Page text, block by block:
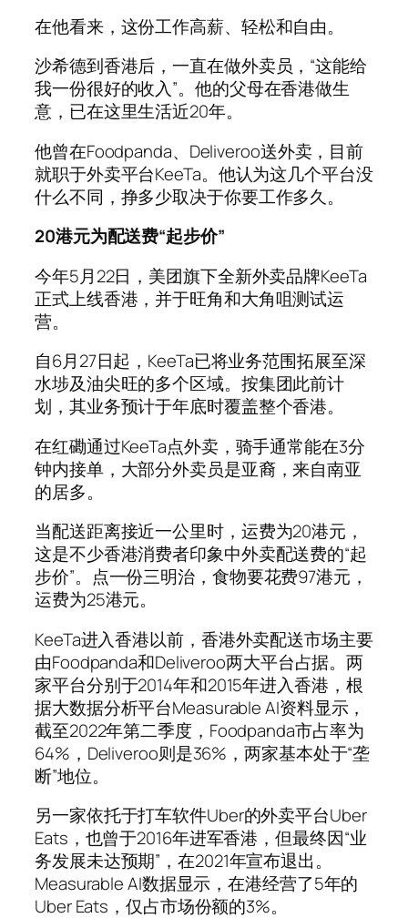
在他看来，这份工作高薪、轻松和自由。
沙希德到香港后，一直在做外卖员，“这能给
我一份很好的收入”。他的父母在香港做生
意，已在这里生活近20年。
他曾在Foodpanda、Deliveroo送外卖，目前
就职于外卖平台KeeTa。他认为这几个平台没
什么不同，挣多少取决于你要工作多久。
20港元为配送费“起步价”
今年5月22日，美团旗下全新外卖品牌KeeTa
正式上线香港，并于旺角和大角咀测试运
营。
自6月27日起，KeeTa已将业务范围拓展至深
水埗及油尖旺的多个区域。按集团此前计
划，其业务预计于年底时覆盖整个香港。
在红磡通过KeeTa点外卖，骑手通常能在3分
钟内接单，大部分外卖员是亚裔，来自南亚
的居多。
当配送距离接近一公里时，运费为20港元，
这是不少香港消费者印象中外卖配送费的“起
步价”。点一份三明治，食物要花费97港元，
运费为25港元。
KeeTa进入香港以前，香港外卖配送市场主要
由Foodpanda和Deliveroo两大平台占据。两
家平台分别于2014年和2015年进入香港，根
据大数据分析平台Measurable AI资料显示，
截至2022年第二季度，Foodpanda市占率为
64%，Deliveroo则是36%，两家基本处于“垄
断”地位。
另一家依托于打车软件Uber的外卖平台Uber
Eats，也曾于2016年进军香港，但最终因“业
务发展未达预期”，在2021年宣布退出。
Measurable AI数据显示，在港经营了5年的
Uber Eats，仅占市场份额的3%。